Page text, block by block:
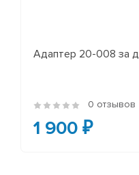
Адаптер 20-008 за
0 отзывов
1 900 ₽